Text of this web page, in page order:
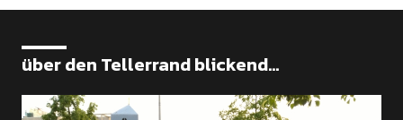
über den Tellerrand blickend...